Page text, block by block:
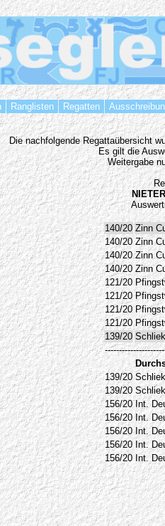
Ranglisten Regatten
Die nachfolgende Regattaübersicht
Es gilt die
Weitergabe
140/20 Zinn
140/20 Zinn
140/20 Zinn
140/20 Zinn
121/20
121/20
121/20
121/20
139/20
139/20
139/20
156/20 Int.
156/20 Int.
156/20 Int.
156/20 Int.
156/20 Int.